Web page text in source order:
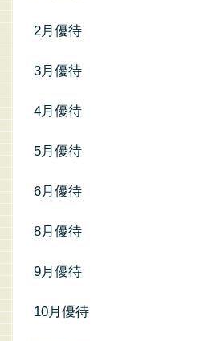
2月優待
3月優待
4月優待
5月優待
6月優待
8月優待
9月優待
10月優待